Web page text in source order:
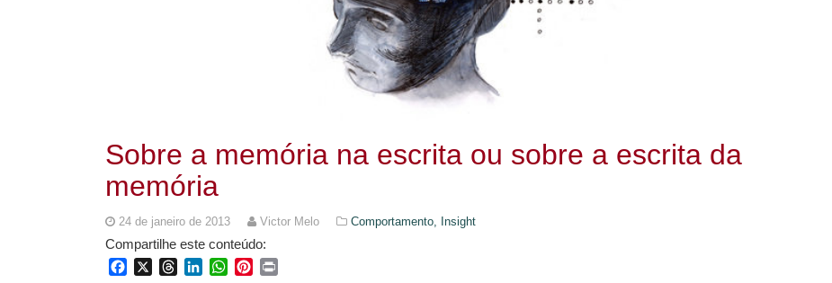
Sobre a memória na escrita ou sobre a escrita da
memória
24 de janeiro de 2013 Victor Melo Comportamento, Insight
Compartilhe este conteúdo:
FacebookThreadsLinkedInWhatsApp
Pinterest